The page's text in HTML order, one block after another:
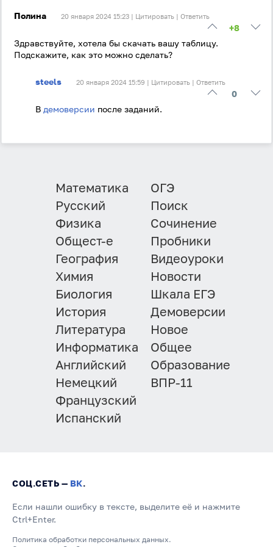
Полина 20 января 2024 15:23 | Цитировать | Ответить
+8
Здравствуйте, хотела бы скачать вашу таблицу.
Подскажите, как это можно сделать?
steels 20 января 2024 15:59 | Цитировать | Ответить
0
В демоверсии после заданий.
Математика
Русский
Физика
Общест-е
География
Химия
Биология
История
Литература
Информатика
Английский
Немецкий
Французский
Испанский
ОГЭ
Поиск
Сочинение
Пробники
Видеоуроки
Новости
Шкала ЕГЭ
Демоверсии
Новое
Общее
Образование
ВПР-11
СОЦ.СЕТЬ — ВК.
Если нашли ошибку в тексте, выделите её и нажмите
Ctrl+Enter.
Политика обработки персональных данных.